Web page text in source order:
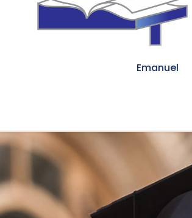
Emanuel